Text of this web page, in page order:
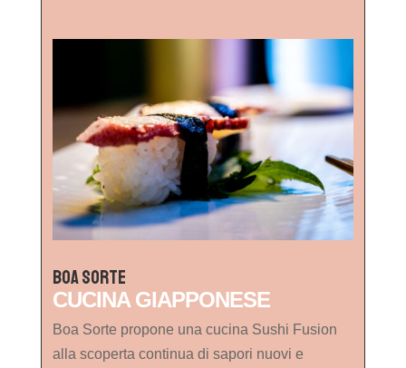
Boa Sorte
CUCINA GIAPPONESE
Boa Sorte propone una cucina Sushi Fusion
alla scoperta continua di sapori nuovi e